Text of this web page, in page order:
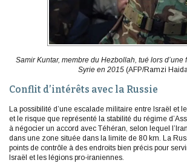
Samir Kuntar, membre du Hezbollah, tué lors
Syrie en 2015 (AFP/Ramzi
Conflit d’intérêts avec la Russie
La possibilité d’une escalade militaire entre Israël et
et le risque que représenté la stabilité du régime
à négocier un accord avec Téhéran, selon lequel
dans une zone située dans la limite de 80 km. La
points de contrôle à des endroits bien précis pour
Israël et les légions pro-iraniennes.